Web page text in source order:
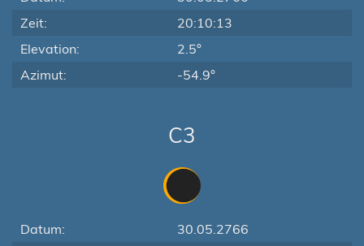
Zeit:
20:10:13
Elevation:
2.5°
Azimut:
-54.9°
C3
Datum:
30.05.2766